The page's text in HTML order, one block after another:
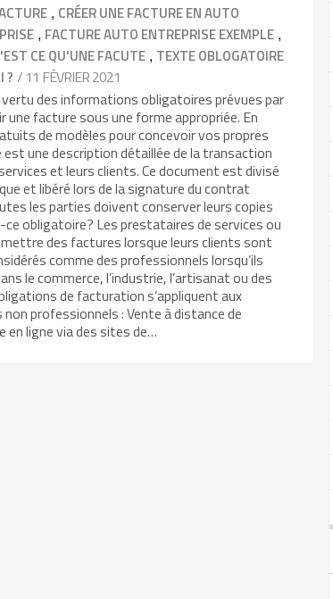
, CRÉER UNE FACTURE EN AUTO
, FACTURE AUTO ENTREPRISE EXEMPLE ,
CE QU'UNE FACUTE , TEXTE OBLOGATOIRE
? / 11 FÉVRIER 2021
vertu des informations obligatoires prévues par
facture sous une forme appropriée. En
de modèles pour concevoir vos propres
une description détaillée de la transaction
et leurs clients. Ce document est divisé
et libéré lors de la signature du contrat
les parties doivent conserver leurs copies
obligatoire? Les prestataires de services ou
des factures lorsque leurs clients sont
comme des professionnels lorsqu’ils
le commerce, l’industrie, l’artisanat ou des
de facturation s’appliquent aux
professionnels : Vente à distance de
en ligne via des sites de…